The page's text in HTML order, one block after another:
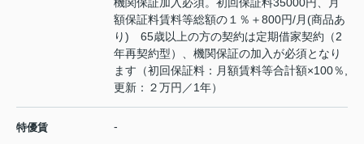
額保証料賃料等総額の１％＋800円/月(商品あ
り) 65歳以上の方の契約は定期借家契約（2
年再契約型）、機関保証の加入が必須となり
ます（初回保証料：月額賃料等合計額×100％,
更新：２万円／1年）
特優賃 -